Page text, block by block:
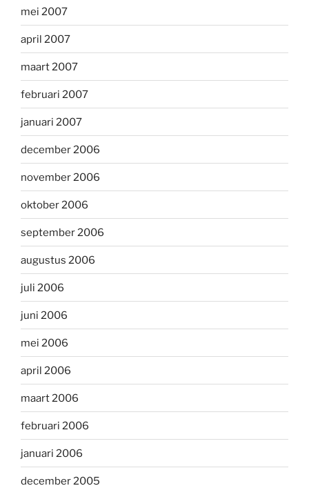
mei 2007
april 2007
maart 2007
februari 2007
januari 2007
december 2006
november 2006
oktober 2006
september 2006
augustus 2006
juli 2006
juni 2006
mei 2006
april 2006
maart 2006
februari 2006
januari 2006
december 2005